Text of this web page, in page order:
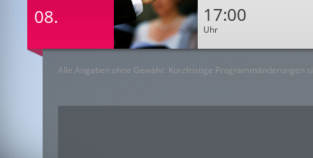
08. 17:00
Uhr
Alle Angaben ohne Gewähr. Kurzfristige Programmänderungen